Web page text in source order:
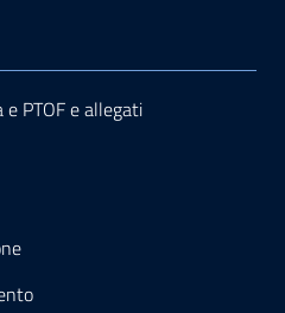
PTOF e allegati